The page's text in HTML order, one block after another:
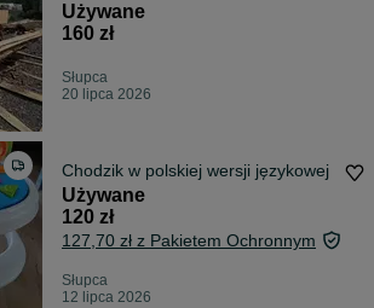
Używane
160 zł
Słupca
20 lipca 2026
Chodzik w polskiej wersji językowej
Używane
120 zł
127,70 zł z Pakietem Ochronnym
Słupca
12 lipca 2026